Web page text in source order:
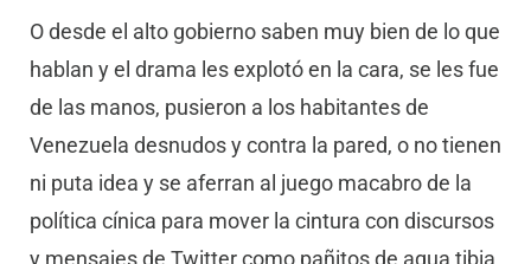
O desde el alto gobierno saben muy bien de lo que
hablan y el drama les explotó en la cara, se les fue
de las manos, pusieron a los habitantes de
Venezuela desnudos y contra la pared, o no tienen
ni puta idea y se aferran al juego macabro de la
política cínica para mover la cintura con discursos
y mensajes de Twitter como pañitos de agua tibia